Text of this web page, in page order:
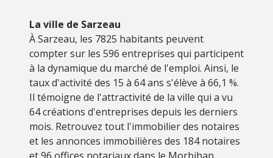
La ville de Sarzeau
À Sarzeau, les 7825 habitants peuvent
compter sur les 596 entreprises qui participent
à la dynamique du marché de l'emploi. Ainsi, le
taux d'activité des 15 à 64 ans s'élève à 66,1 %.
Il témoigne de l'attractivité de la ville qui a vu
64 créations d'entreprises depuis les derniers
mois. Retrouvez tout l'immobilier des notaires
et les annonces immobilières des 184 notaires